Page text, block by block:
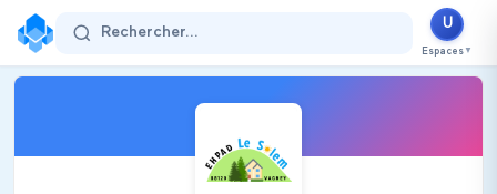
Rechercher...
U
Espaces ▼